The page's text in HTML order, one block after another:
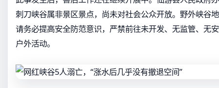
刺刀峡谷属非景区景点，尚未对社会公众开放。野外峡谷
请务必提高安全防范意识，严禁前往未开发、无监管、无
户外活动。